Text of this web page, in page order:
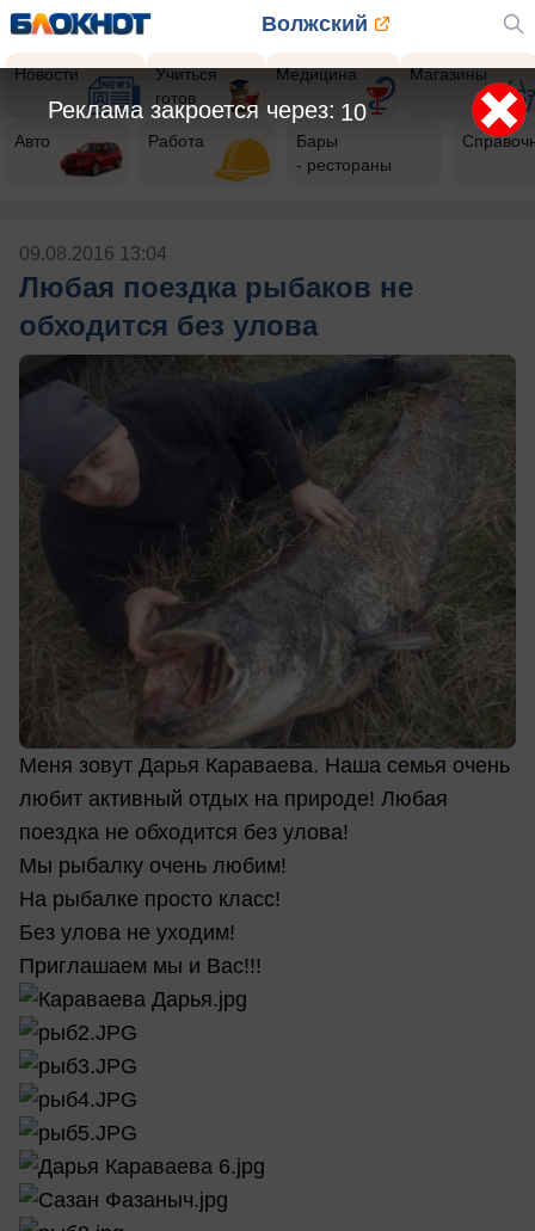
Волжский
Новости
Учиться
готов
Медицина Магазины
Авто Работа
Бары
- рестораны
09.08.2016 13:04
Любая поездка рыбаков не
обходится без улова
Меня зовут Дарья Караваева. Наша семья очень
любит активный отдых на природе! Любая
поездка не обходится без улова!
Мы рыбалку очень любим!
На рыбалке просто класс!
Без улова не уходим!
Приглашаем мы и Вас!!!
9
Реклама закроется через: